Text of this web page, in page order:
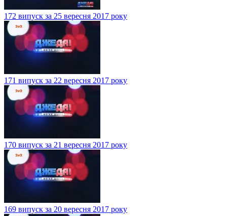
172 випуск за 25 вересня 2017 року
171 випуск за 22 вересня 2017 року
170 випуск за 21 вересня 2017 року
169 випуск за 20 вересня 2017 року